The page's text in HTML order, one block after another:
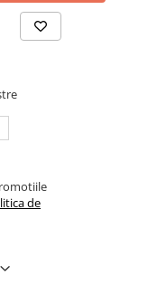
de